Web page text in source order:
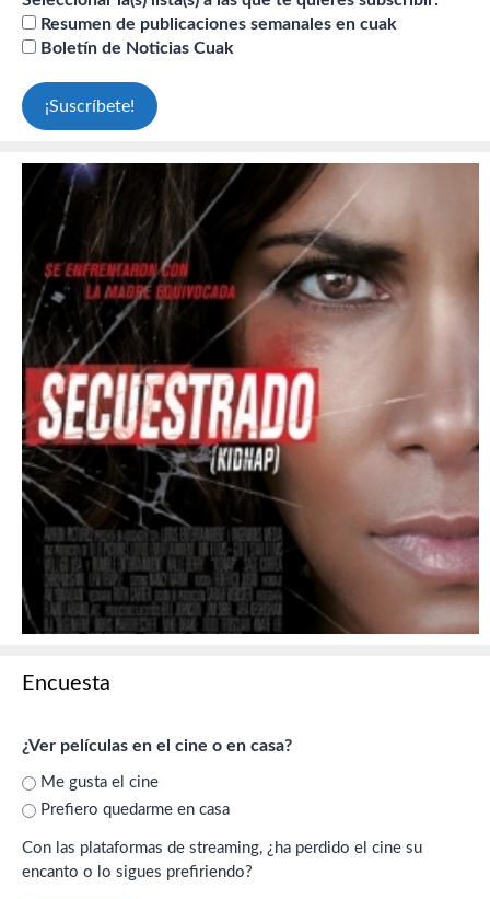
Resumen de publicaciones semanales en cuak
Boletín de Noticias Cuak
Encuesta
¿Ver películas en el cine o en casa?
Me gusta el cine
Prefiero quedarme en casa
Con las plataformas de streaming, ¿ha perdido el cine su
encanto o lo sigues prefiriendo?